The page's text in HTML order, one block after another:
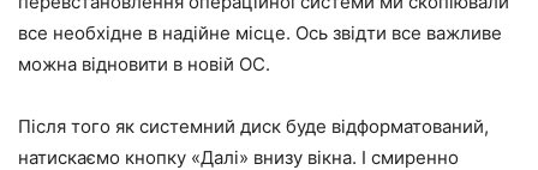
все необхідне в надійне місце. Ось звідти все важливе
можна відновити в новій ОС.
Після того як системний диск буде відформатований,
натискаємо кнопку «Далі» внизу вікна. І смиренно